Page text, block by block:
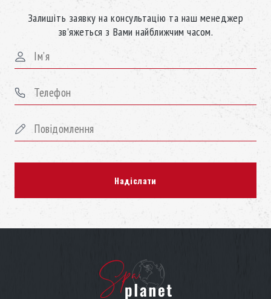
Залишіть заявку на консультацію та наш менеджер
зв’яжеться з Вами найближчим часом.